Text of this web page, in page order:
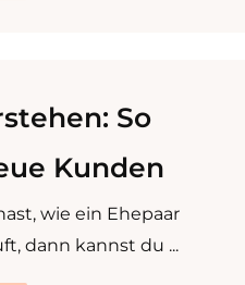
So
Kunden
wie ein Ehepaar
dann kannst du ...